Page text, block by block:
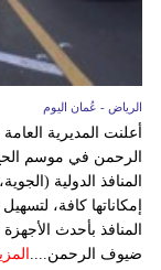
الرياض - عُمان اليوم
أعلنت المديرية
الرحمن في موسم الحج
المنافذ الدولية
إمكاناتها كافة،
المنافذ بأحدث
ضيوف الرحمن....